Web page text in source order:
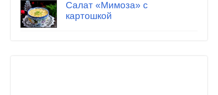
Салат «Мимоза» с
картошкой